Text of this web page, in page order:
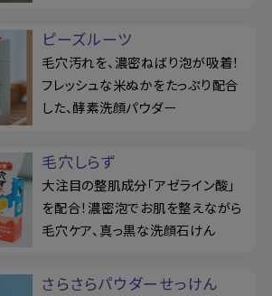
ピーズルーツ
毛穴汚れを、濃密ねばり泡が吸着！
フレッシュな米ぬかをたっぷり配合
した、酵素洗顔パウダー
毛穴しらず
大注目の整肌成分「アゼライン酸」
を配合！濃密泡でお肌を整えながら
毛穴ケア、真っ黒な洗顔石けん
さらさらパウダーせっけん